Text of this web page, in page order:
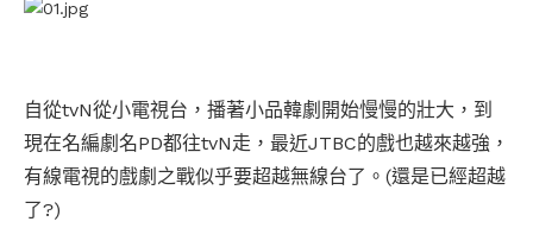
自從tvN從小電視台，播著小品韓劇開始慢慢的壯大，到
現在名編劇名PD都往tvN走，最近JTBC的戲也越來越強，
有線電視的戲劇之戰似乎要超越無線台了。(還是已經超越
了?)